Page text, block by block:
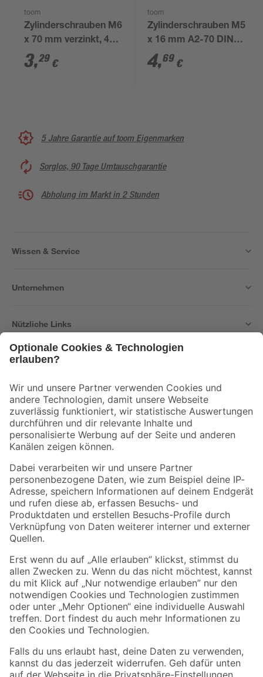
toom
Zylinderschrauben M6
x 70 mm verzinkt, 4
Stück
3,29 €
toom
Zylinderschrauben M5
x 16 mm A2-70 DIN
912 6 Stück
4,69 €
5 Jahre Garantie auf toom Eigenmarken
Sorglos, 90 Tage Umtauschgarantie
Abholung im Markt in 2 Stunden
Wissen & Service
Unternehmen
Nützliche Links
Der toom Newsletter: Keine Angebote und Aktionen mehr verpassen!
Zur Newsletter Anmeldung
Folge uns
Zahlungsarten Versandarten
Sicher einkaufen
Jetzt die toom-App herunterladen
Alle Preisangaben in EUR inkl. gesetzl. MwSt.. Die dargestellten Angebote sind unter
Umständen nicht in allen Märkten verfügbar. Die angegebenen Verfügbarkeiten beziehen